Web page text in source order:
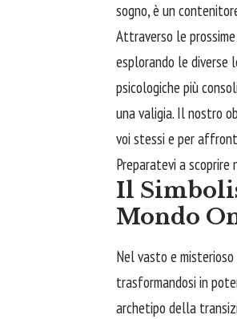
sogno, è un
Attraverso le
esplorando le diverse
psicologiche più
una valigia. Il nostro
voi stessi e per
Preparatevi a scoprire
Il
Mondo
Nel vasto e
trasformandosi in
archetipo della